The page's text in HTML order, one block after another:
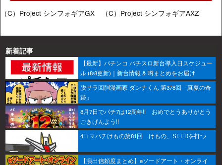
（C）Project シンフォギアGX （C）Project シンフォギアAXZ
新着記事
【最新】パチンコ パチスロ新台導入日スケジュー
ル (8/8更新)｜新台情報 & 噂まとめをお届け
脱サラ回胴漫画家 ダンナくん 第378回「真夏の奇
跡」
8月7日でパチ7は12周年!! おめでとうありがとう
ごきげんよう!!
4コマパチけもの第81回 けもの、SEEDを打つ
【演出信頼度まとめ】eソードアート・オンライ